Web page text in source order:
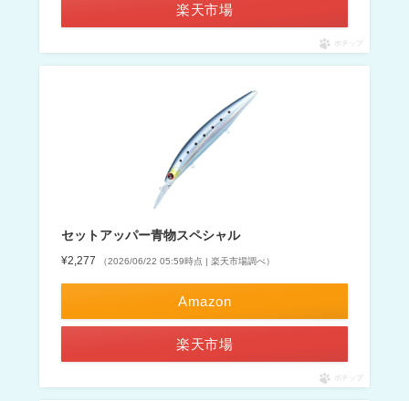
楽天市場
ポチップ
セットアッパー青物スペシャル
¥2,277 （2026/06/22 05:59時点 | 楽天市場調べ）
Amazon
楽天市場
ポチップ